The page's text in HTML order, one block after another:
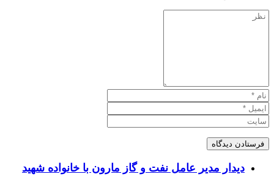
دیدار مدیر عامل نفت و گاز مارون با خانواده شهید